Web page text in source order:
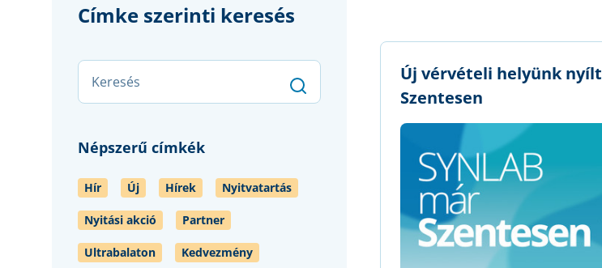
Címke szerinti keresés
Népszerű címkék
Hír Új Hírek Nyitvatartás
Nyitási akció Partner
Ultrabalaton Kedvezmény
Új vérvételi helyünk nyílt
Szentesen